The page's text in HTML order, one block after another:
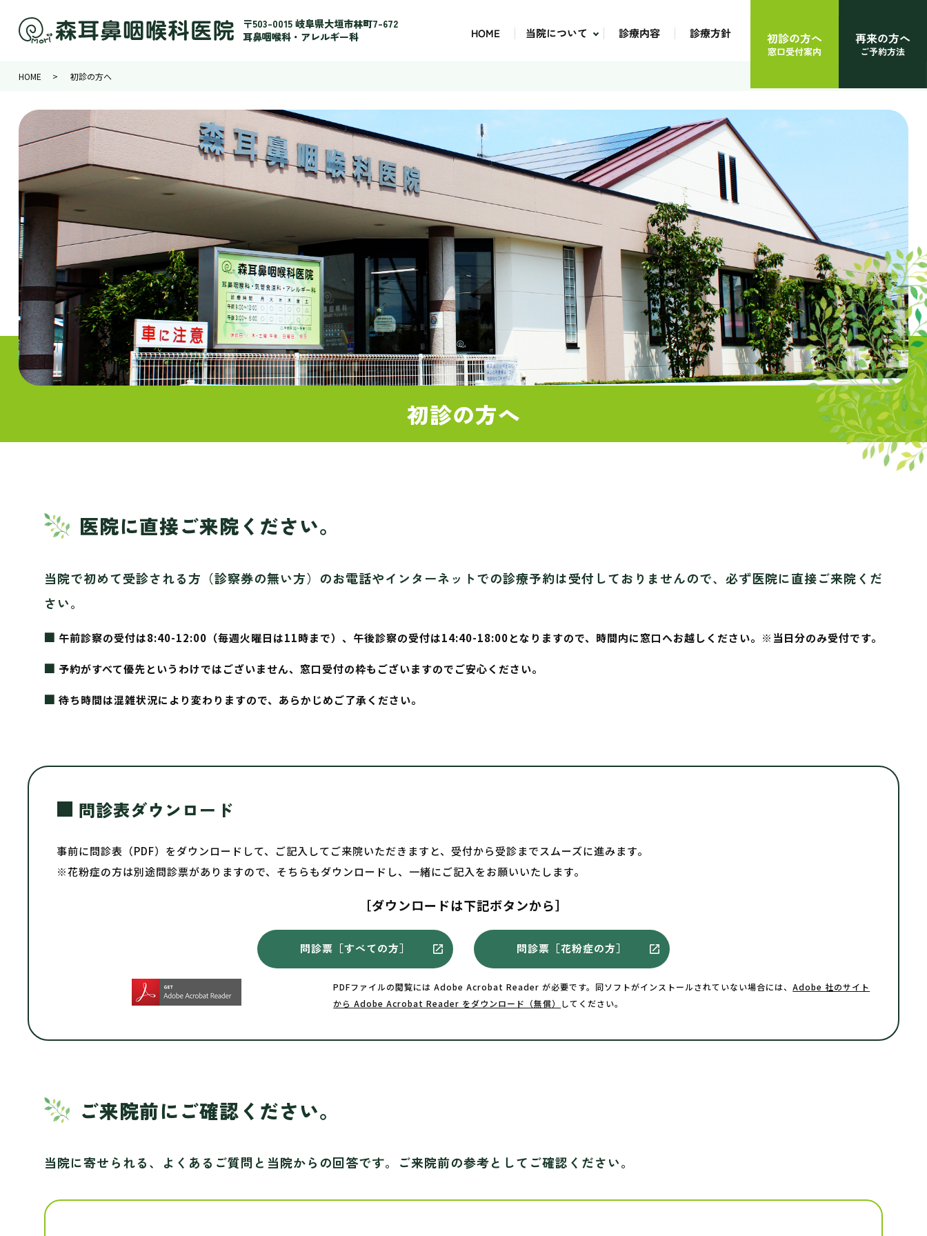
〒503-0015 岐阜県大垣市林町7-672
耳鼻咽喉科・アレルギー科
初診の方へ
窓口受付案内
再来の方へ
ご予約方法
HOME 当院について 診療内容 診療方針
HOME 初診の方へ
初診の方へ
医院に直接ご来院ください。
当院で初めて受診される方（診察券の無い方）のお電話やインターネットでの診療予約は受付しておりませんので、必ず医院に直接ご来院くだ
さい。
午前診察の受付は8:40-12:00（毎週火曜日は11時まで）、午後診察の受付は14:40-18:00となりますので、時間内に窓口へお越しください。※当日分のみ受付です。
予約がすべて優先というわけではございません、窓口受付の枠もございますのでご安心ください。
待ち時間は混雑状況により変わりますので、あらかじめご了承ください。
問診表ダウンロード
事前に問診表（PDF）をダウンロードして、ご記入してご来院いただきますと、受付から受診までスムーズに進みます。
※花粉症の方は別途問診票がありますので、そちらもダウンロードし、一緒にご記入をお願いいたします。
［ダウンロードは下記ボタンから］
問診票［すべての方］ 問診票［花粉症の方］
PDFファイルの閲覧には Adobe Acrobat Reader が必要です。同ソフトがインストールされていない場合には、Adobe 社のサイト
から Adobe Acrobat Reader をダウンロード（無償）
してください。
ご来院前にご確認ください。
当院に寄せられる、よくあるご質問と当院からの回答です。ご来院前の参考としてご確認ください。